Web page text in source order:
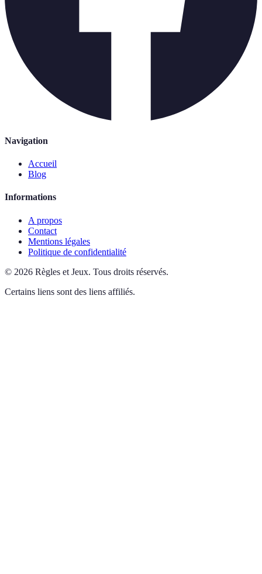
Navigation
Accueil
Blog
Informations
A propos
Contact
Mentions légales
Politique de confidentialité
© 2026 Règles et Jeux. Tous droits réservés.
Certains liens sont des liens affiliés.